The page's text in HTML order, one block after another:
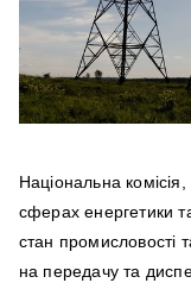
Національна
сферах енергетики
стан промисловості
на передачу та